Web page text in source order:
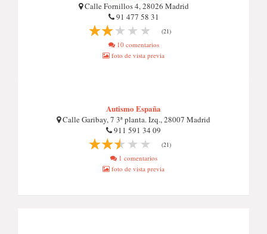
Calle Fornillos 4, 28026 Madrid
91 477 58 31
(21)
10 comentarios
foto de vista previa
Autismo España
Calle Garibay, 7 3ª planta. Izq., 28007 Madrid
911 591 34 09
(21)
1 comentarios
foto de vista previa